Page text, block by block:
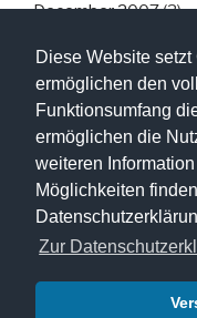
Diese Website
ermöglichen den
Funktionsumfang
ermöglichen die
weiteren
Möglichkeiten
Zur
December 2007(3)
Datenschutzerklärung
Impressum